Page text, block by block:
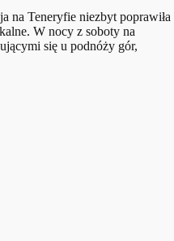
na Teneryfie niezbyt poprawiła
W nocy z soboty na
się u podnóży gór,